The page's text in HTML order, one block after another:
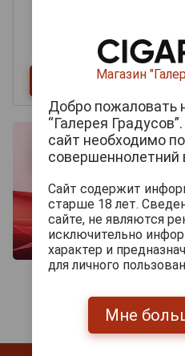
Магазин
Добро пожаловать
“Галерея
сайт необходимо
совершеннолетний
Сайт содержит
старше 18 лет.
сайте, не являются
исключительно
характер и
для личного
Мне